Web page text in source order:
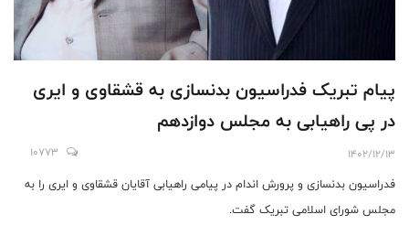
پیام تبریک فدراسیون بدنسازی به قشقاوی و ایری
در پی راهیابی به مجلس دوازدهم
1402/12/13
10773
فدراسیون بدنسازی و پرورش اندام در پیامی راهیابی آقایان قشقاوی و ایری را به
مجلس شورای اسلامی تبریک گفت.